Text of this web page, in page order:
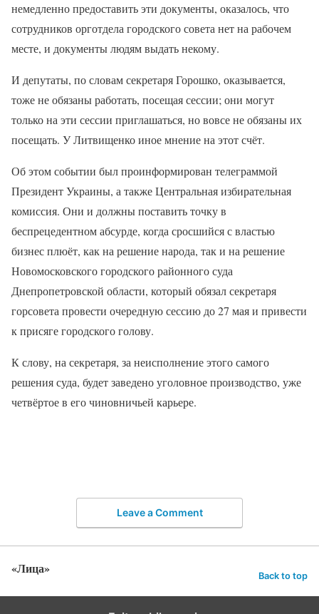
немедленно предоставить эти документы, оказалось, что
сотрудников орготдела городского совета нет на рабочем
месте, и документы людям выдать некому.
И депутаты, по словам секретаря Горошко, оказывается,
тоже не обязаны работать, посещая сессии; они могут
только на эти сессии приглашаться, но вовсе не обязаны их
посещать. У Литвищенко иное мнение на этот счёт.
Об этом событии был проинформирован телеграммой
Президент Украины, а также Центральная избирательная
комиссия. Они и должны поставить точку в
беспрецедентном абсурде, когда сросшийся с властью
бизнес плюёт, как на решение народа, так и на решение
Новомосковского городского районного суда
Днепропетровской области, который обязал секретаря
горсовета провести очередную сессию до 27 мая и привести
к присяге городского голову.
К слову, на секретаря, за неисполнение этого самого
решения суда, будет заведено уголовное производство, уже
четвёртое в его чиновничьей карьере.
Leave a Comment
«Лица» Back to top